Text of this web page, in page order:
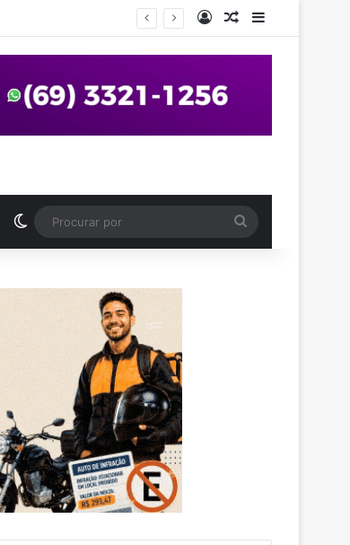
de Vilhena EntrarArtigo aleatório
Switch skin
por